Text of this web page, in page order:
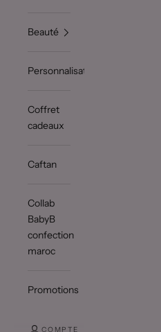
Beauté
Personnalisation
Coffret
cadeaux
Caftan
Collab
BabyB
confection
maroc
Promotions
COMPTE